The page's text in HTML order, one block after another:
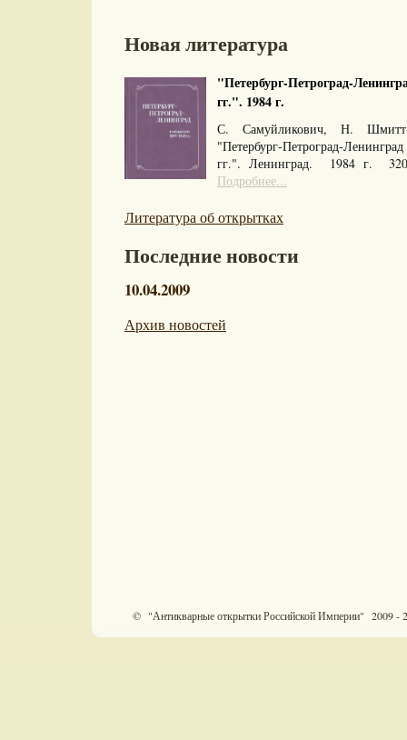
Новая литература
"Петербург-Петроград-
гг.". 1984 г.
С. Самуйликович, Н.
"Петербург-Петроград-
гг.". Ленинград. 1984 г.
Подробнее...
Литература об открытках
Последние новости
10.04.2009
Архив новостей
© "Антикварные открытки Российской Империи" 2009 -